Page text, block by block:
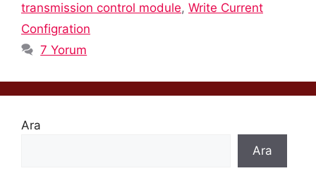
transmission control module, Write Current
Configration
7 Yorum
Ara
Ara